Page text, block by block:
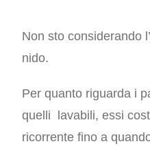
Non sto considerando
nido.
Per quanto riguarda i
quelli lavabili, essi
ricorrente fino a